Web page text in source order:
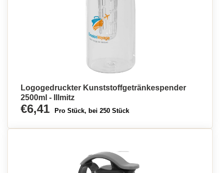
Logogedruckter Kunststoffgetränkespender
2500ml - Illmitz
€6,41 Pro Stück, bei 250 Stück